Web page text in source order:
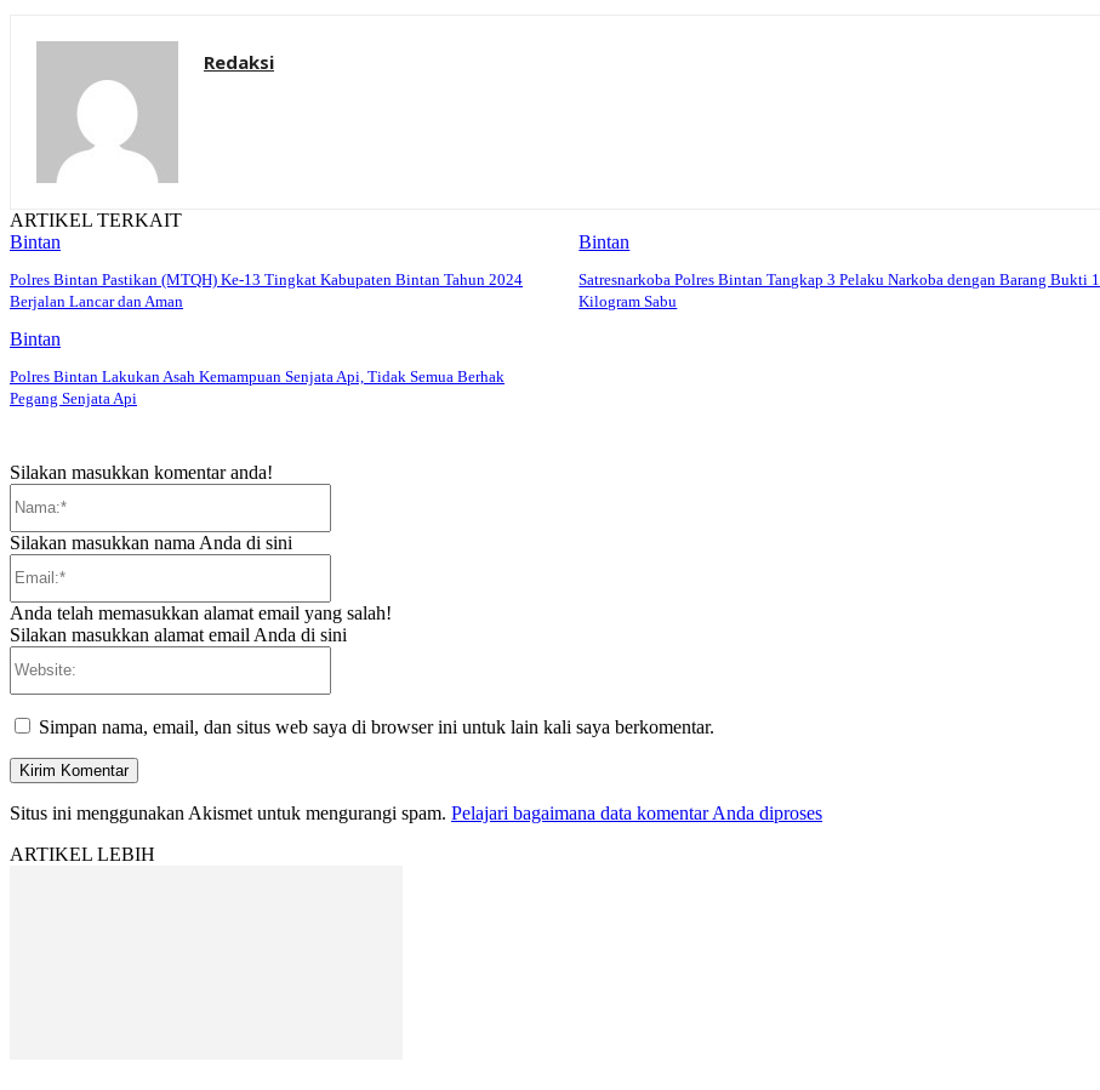
Redaksi
ARTIKEL TERKAIT
Bintan
Polres Bintan Pastikan (MTQH) Ke-13 Tingkat Kabupaten Bintan Tahun 2024
Berjalan Lancar dan Aman
Bintan
Satresnarkoba Polres Bintan Tangkap 3 Pelaku Narkoba dengan Barang Bukti 1
Kilogram Sabu
Bintan
Polres Bintan Lakukan Asah Kemampuan Senjata Api, Tidak Semua Berhak
Pegang Senjata Api
Silakan masukkan komentar anda!
Silakan masukkan nama Anda di sini
Anda telah memasukkan alamat email yang salah!
Silakan masukkan alamat email Anda di sini
Simpan nama, email, dan situs web saya di browser ini untuk lain kali saya berkomentar.
Situs ini menggunakan Akismet untuk mengurangi spam. Pelajari bagaimana data komentar Anda diproses
ARTIKEL LEBIH